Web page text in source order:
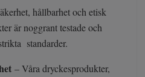
hållbarhet och etisk
är noggrant testade och
standarder.
– Våra dryckesprodukter,